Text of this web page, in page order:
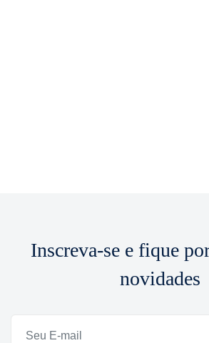
Inscreva-se e fique
novidades